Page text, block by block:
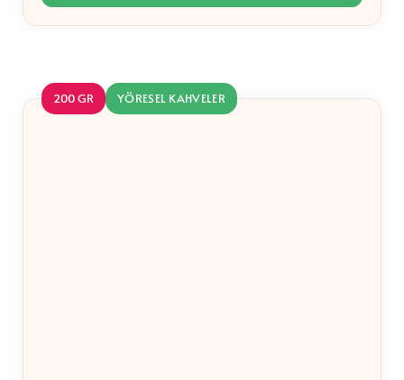
200 GR YÖRESEL KAHVELER